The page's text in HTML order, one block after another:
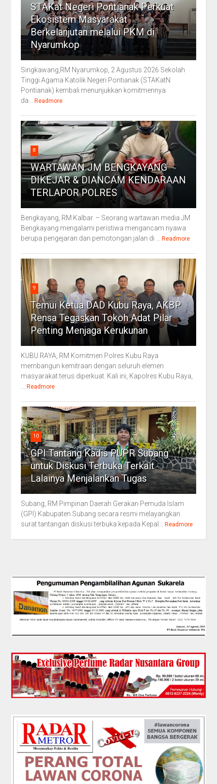
STAKat Negeri Pontianak Perkuat
Ekosistem Masyarakat
Berkelanjutan melalui PKM di
Nyarumkop
Singkawang,RM Nyarumkop, 2 Agustus 2026 Sekolah
Tinggi Agama Katolik Negeri Pontianak (STAKatN
Pontianak) kembali menunjukkan komitmennya
da...
Readmore
8
WARTAWAN JM BENGKAYANG
DIKEJAR & DIANCAM KENDARAAN
TERLAPOR POLRES
Bengkayang, RM Kalbar. – Seorang wartawan media JM
Bengkayang mengalami peristiwa mengancam nyawa
berupa pengejaran dan pemotongan jalan di ...
Readmore
9
Temui Ketua DAD Kubu Raya, AKBP
Rensa Tegaskan Tokoh Adat Pilar
Penting Menjaga Kerukunan
KUBU RAYA, RM Komitmen Polres Kubu Raya
membangun kemitraan dengan seluruh elemen
masyarakat terus diperkuat. Kali ini, Kapolres Kubu Raya,
Readmore
10
GPI Tantang Kadis PUPR Subang
untuk Diskusi Terbuka Terkait
Lalainya Menjalankan Tugas
Subang, RM Pimpinan Daerah Gerakan Pemuda Islam
(GPI) Kabupaten Subang secara resmi melayangkan
surat tantangan diskusi terbuka kepada Kepal...
Readmore